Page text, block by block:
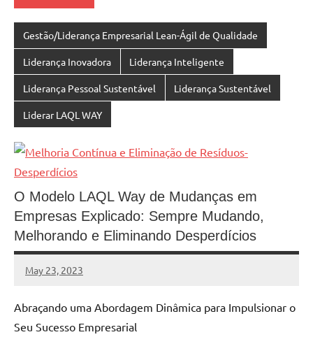
Gestão/Liderança Empresarial Lean-Ágil de Qualidade
Liderança Inovadora Liderança Inteligente
Liderança Pessoal Sustentável Liderança Sustentável
Liderar LAQL WAY
O Modelo LAQL Way de Mudanças em
Empresas Explicado: Sempre Mudando,
Melhorando e Eliminando Desperdícios
May 23, 2023
MyBelo
No
Abraçando uma Abordagem Dinâmica para Impulsionar o
Seu Sucesso Empresarial